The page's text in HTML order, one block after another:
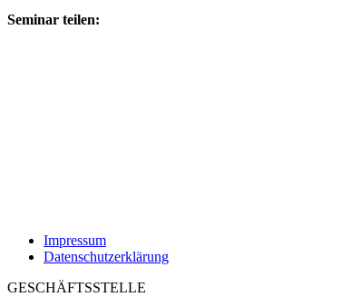
Seminar teilen:
Impressum
Datenschutzerklärung
GESCHÄFTSSTELLE